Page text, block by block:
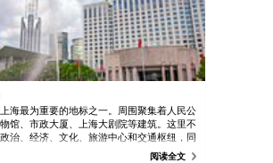
海最为重要的地标之一。周围聚集着人民公
馆、市政大厦、上海大剧院等建筑。这里不
治、经济、文化、旅游中心和交通枢纽，同
阅读全文